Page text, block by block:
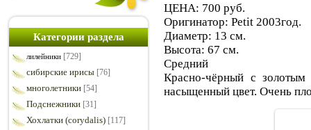
Категории раздела
лилейники [729]
сибирские ирисы [76]
многолетники [54]
Подснежники [31]
Хохлатки (corydalis) [117]
ЦЕНА: 700 руб.
Оригинатор: Petit 2003год.
Диаметр: 13 см.
Высота: 67 см.
Средний
Красно-чёрный с
насыщенный цвет. Очень